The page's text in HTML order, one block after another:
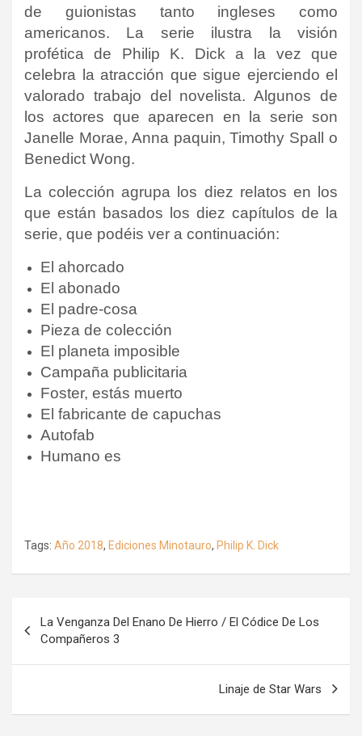
de guionistas tanto ingleses como
americanos. La serie ilustra la visión
profética de Philip K. Dick a la vez que
celebra la atracción que sigue ejerciendo el
valorado trabajo del novelista. Algunos de
los actores que aparecen en la serie son
Janelle Morae, Anna paquin, Timothy Spall o
Benedict Wong.
La colección agrupa los diez relatos en los
que están basados los diez capítulos de la
serie, que podéis ver a continuación:
El ahorcado
El abonado
El padre-cosa
Pieza de colección
El planeta imposible
Campaña publicitaria
Foster, estás muerto
El fabricante de capuchas
Autofab
Humano es
Tags: Año 2018, Ediciones Minotauro, Philip K. Dick
de
entradas
La Venganza Del Enano De Hierro / El Códice De Los
Compañeros 3
Linaje de Star Wars